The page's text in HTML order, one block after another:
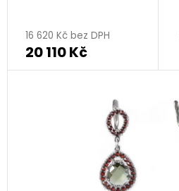
16 620 Kč bez DPH
20 110 Kč